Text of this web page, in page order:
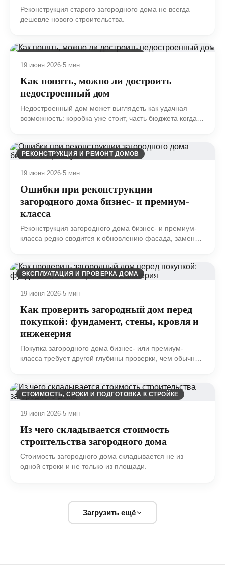
Реконструкция старого загородного дома не всегда
дешевле нового строительства.
19 июня 2026·5 мин
Как понять, можно ли достроить
недостроенный дом
Недостроенный дом может выглядеть как удачная
возможность: коробка уже стоит, часть бюджета когда-
РЕКОНСТРУКЦИЯ И РЕМОНТ ДОМОВ
19 июня 2026·5 мин
Ошибки при реконструкции
загородного дома бизнес- и премиум-
класса
Реконструкция загородного дома бизнес- и премиум-
класса редко сводится к обновлению фасада, замене
ЭКСПЛУАТАЦИЯ И ПРОВЕРКА ДОМА
19 июня 2026·5 мин
Как проверить загородный дом перед
покупкой: фундамент, стены, кровля и
инженерия
Покупка загородного дома бизнес- или премиум-
класса требует другой глубины проверки, чем обычный
СТОИМОСТЬ, СРОКИ И ПОДГОТОВКА К СТРОЙКЕ
19 июня 2026·5 мин
Из чего складывается стоимость
строительства загородного дома
Стоимость загородного дома складывается не из
одной строки и не только из площади.
Загрузить ещё